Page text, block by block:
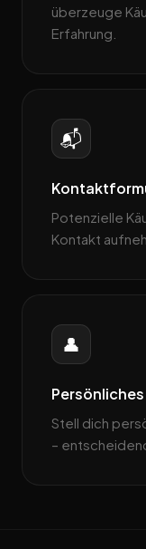
überzeuge
Erfahrung.
📬
Potenzielle
Kontakt
👤
Stell dich
–